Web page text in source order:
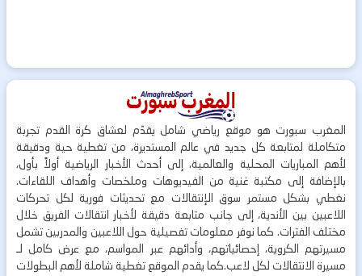
المغرب سبورت هو موقع رياضي شامل يقدّم لعشاق كرة القدم تجربة
متكاملة لمتابعة كل جديد في عالم المستديرة، من تغطية حية ودقيقة
لأهم المباريات المحلية والعالمية، إلى أحدث الأخبار الرياضية أولاً بأول،
بالإضافة إلى مكتبة غنية من الفيديوهات وملخصات وأهداف اللقاءات.
نغطي بشكل مستمر سوق الإنتقالات مع تحديثات فورية لكل تحركات
اللاعبين بين الأندية، إلى جانب متابعة دقيقة لأخبار انتقالات الفريق خلال
مختلف الفترات. كما نوفر معلومات تفصيلية حول اللاعبين والمدربين تشمل
مسيرتهم الكروية، إحصائياتهم، وأدائهم عبر المواسم، مع عرض كامل لـ
مسيرة الانتقالات لكل لاعب.كما يقدم الموقع تغطية شاملة لأهم البطولات